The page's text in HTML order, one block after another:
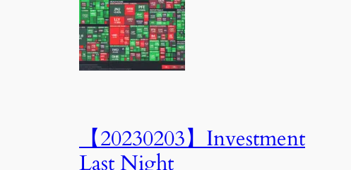
【20230203】Investment
Last Night